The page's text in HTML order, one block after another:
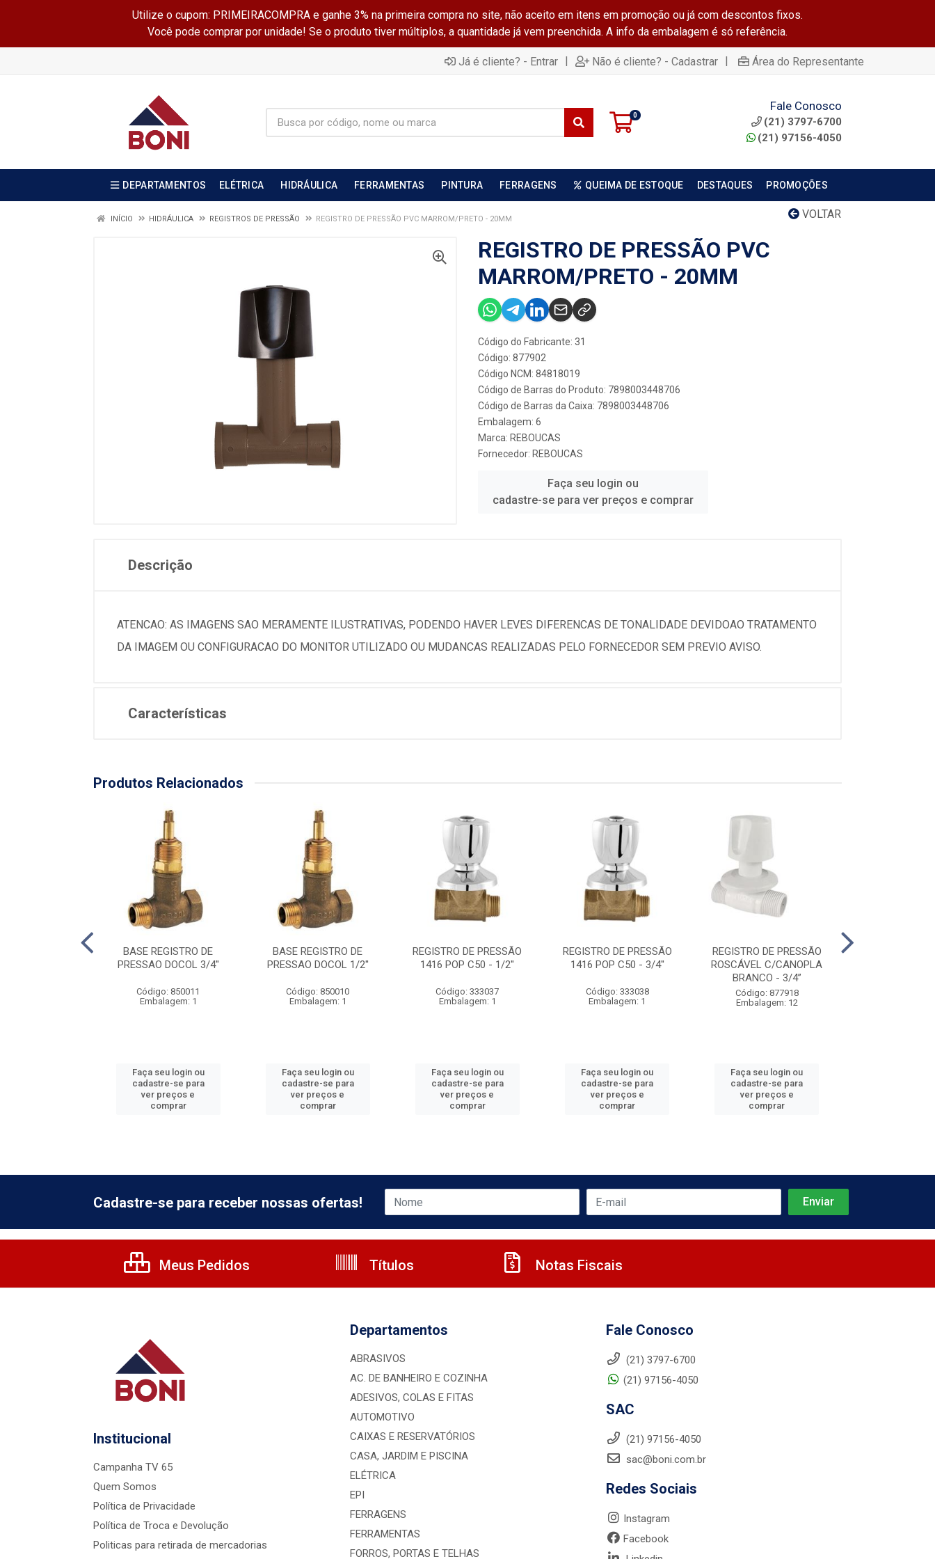
Utilize o cupom: PRIMEIRACOMPRA e ganhe 3% na primeira compra no site, não aceito em itens em promoção ou já com descontos fixos.
Você pode comprar por unidade! Se o produto tiver múltiplos, a quantidade já vem preenchida. A info da embalagem é só referência.
Já é cliente? - Entrar | Não é cliente? - Cadastrar | Área do Representante
0
Fale Conosco
(21) 3797-6700
(21) 97156-4050
DEPARTAMENTOS ELÉTRICA HIDRÁULICA FERRAMENTAS PINTURA FERRAGENS QUEIMA DE ESTOQUE DESTAQUES PROMOÇÕES
VOLTAR
INÍCIO HIDRÁULICA REGISTROS DE PRESSÃO REGISTRO DE PRESSÃO PVC MARROM/PRETO - 20MM
REGISTRO DE PRESSÃO PVC
MARROM/PRETO - 20MM
Código do Fabricante: 31
Código: 877902
Código NCM: 84818019
Código de Barras do Produto: 7898003448706
Código de Barras da Caixa: 7898003448706
Embalagem: 6
Marca: REBOUCAS
Fornecedor: REBOUCAS
Faça seu login ou
cadastre-se para ver preços e comprar
Descrição
ATENCAO: AS IMAGENS SAO MERAMENTE ILUSTRATIVAS, PODENDO HAVER LEVES DIFERENCAS DE TONALIDADE DEVIDOAO TRATAMENTO
DA IMAGEM OU CONFIGURACAO DO MONITOR UTILIZADO OU MUDANCAS REALIZADAS PELO FORNECEDOR SEM PREVIO AVISO.
Características
Produtos Relacionados
BASE REGISTRO DE
PRESSAO DOCOL 3/4''
Código: 850011
Embalagem: 1
Faça seu login ou
cadastre-se para
ver preços e
comprar
BASE REGISTRO DE
PRESSAO DOCOL 1/2''
Código: 850010
Embalagem: 1
Faça seu login ou
cadastre-se para
ver preços e
comprar
REGISTRO DE PRESSÃO
1416 POP C50 - 1/2''
Código: 333037
Embalagem: 1
Faça seu login ou
cadastre-se para
ver preços e
comprar
REGISTRO DE PRESSÃO
1416 POP C50 - 3/4''
Código: 333038
Embalagem: 1
Faça seu login ou
cadastre-se para
ver preços e
comprar
REGISTRO DE PRESSÃO
ROSCÁVEL C/CANOPLA
BRANCO - 3/4”
Código: 877918
Embalagem: 12
Faça seu login ou
cadastre-se para
ver preços e
comprar
Cadastre-se para receber nossas ofertas!
Meus Pedidos Títulos Notas Fiscais
Institucional
Campanha TV 65
Quem Somos
Política de Privacidade
Política de Troca e Devolução
Politicas para retirada de mercadorias
Departamentos
ABRASIVOS
AC. DE BANHEIRO E COZINHA
ADESIVOS, COLAS E FITAS
AUTOMOTIVO
CAIXAS E RESERVATÓRIOS
CASA, JARDIM E PISCINA
ELÉTRICA
EPI
FERRAGENS
FERRAMENTAS
FORROS, PORTAS E TELHAS
Fale Conosco
(21) 3797-6700
(21) 97156-4050
SAC
(21) 97156-4050
sac@boni.com.br
Redes Sociais
Instagram
Facebook